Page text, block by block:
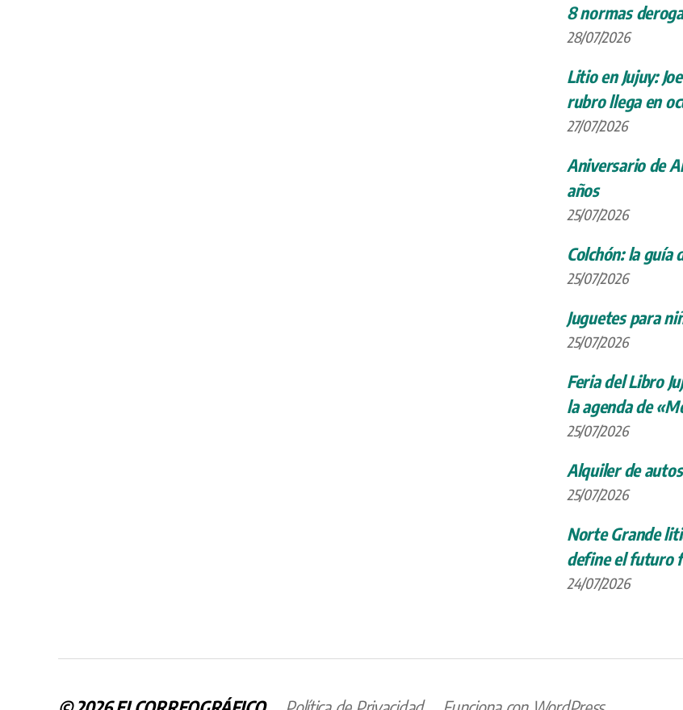
8 normas
28/07/2026
Litio en Jujuy:
rubro llega en
27/07/2026
Aniversario de
años
25/07/2026
Colchón: la guía
25/07/2026
Juguetes para
25/07/2026
Feria del Libro
la agenda de
25/07/2026
Alquiler de
25/07/2026
Norte Grande
define el futuro
24/07/2026